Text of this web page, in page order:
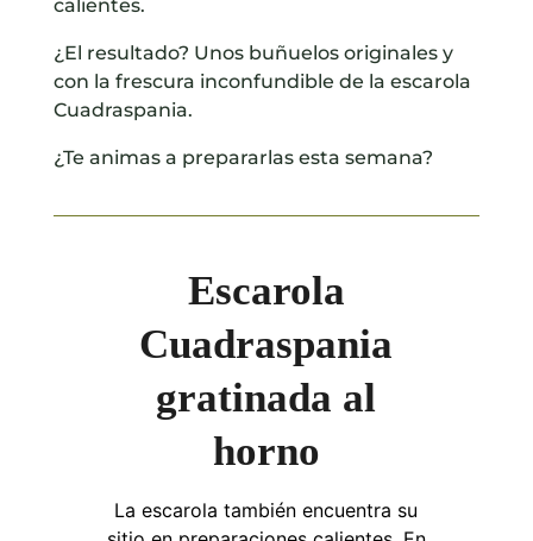
calientes.
¿El resultado? Unos buñuelos originales y
con la frescura inconfundible de la escarola
Cuadraspania.
¿Te animas a prepararlas esta semana?
Escarola
Cuadraspania
gratinada al
horno
La escarola también encuentra su